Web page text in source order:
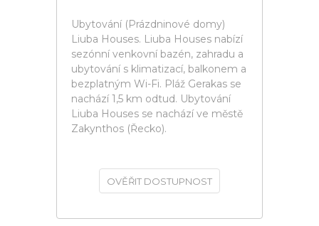
Ubytování (Prázdninové domy)
Liuba Houses. Liuba Houses nabízí
sezónní venkovní bazén, zahradu a
ubytování s klimatizací, balkonem a
bezplatným Wi-Fi. Pláž Gerakas se
nachází 1,5 km odtud. Ubytování
Liuba Houses se nachází ve městě
Zakynthos (Řecko).
OVĚŘIT DOSTUPNOST